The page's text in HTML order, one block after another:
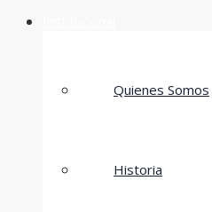
Quienes Somos
Historia